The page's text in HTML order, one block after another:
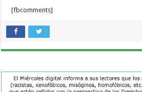
[fbcomments]